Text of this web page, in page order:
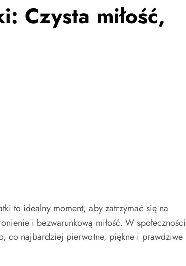
Czysta miłość,
to idealny moment, aby zatrzymać się na
i bezwarunkową miłość. W społeczności
co najbardziej pierwotne, piękne i prawdziwe